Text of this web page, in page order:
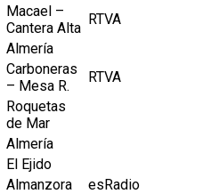
Macael –
Cantera Alta
RTVA
Almería
Carboneras
– Mesa R.
RTVA
Roquetas
de Mar
Almería
El Ejido
Almanzora
esRadio